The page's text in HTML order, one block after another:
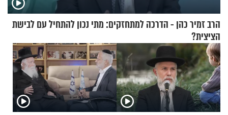
הרב זמיר כהן - הדרכה למתחזקים: מתי נכון להתחיל עם לבישת
הציצית?